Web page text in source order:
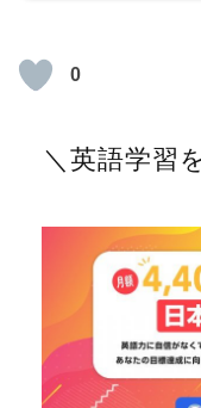
0
＼英語学習